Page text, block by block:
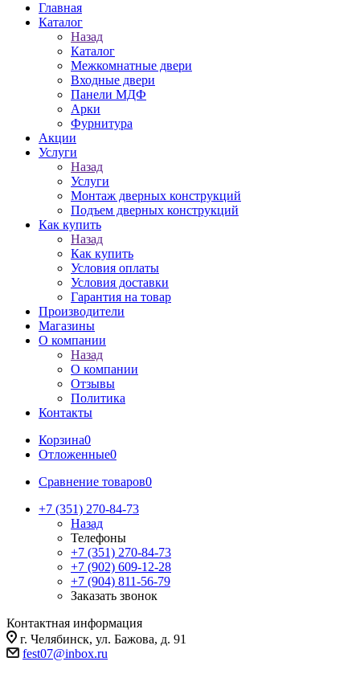
Главная
Каталог
Назад
Каталог
Межкомнатные двери
Входные двери
Панели МДФ
Арки
Фурнитура
Акции
Услуги
Назад
Услуги
Монтаж дверных конструкций
Подъем дверных конструкций
Как купить
Назад
Как купить
Условия оплаты
Условия доставки
Гарантия на товар
Производители
Магазины
О компании
Назад
О компании
Отзывы
Политика
Контакты
Корзина0
Отложенные0
Сравнение товаров0
+7 (351) 270-84-73
Назад
Телефоны
+7 (351) 270-84-73
+7 (902) 609-12-28
+7 (904) 811-56-79
Заказать звонок
Контактная информация
г. Челябинск, ул. Бажова, д. 91
fest07@inbox.ru